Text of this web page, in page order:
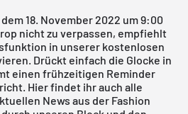
18. November 2022 um 9:00
nicht zu verpassen, empfiehlt
in unserer kostenlosen
Drückt einfach die Glocke in
einen frühzeitigen Reminder
Hier findet ihr auch alle
News aus der Fashion